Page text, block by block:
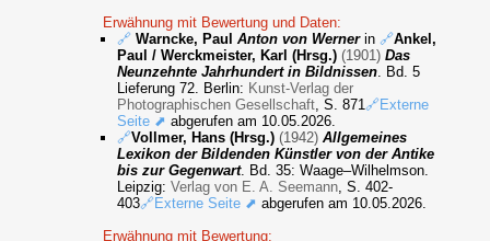
Erwähnung mit Bewertung und Daten:
🔗 Warncke, PaulAnton von Wernerin🔗Ankel,
Paul / Werckmeister, Karl (Hrsg.) (1901) Das
Neunzehnte Jahrhundert in Bildnissen. Bd. 5
Lieferung 72. Berlin: Kunst-Verlag der
Photographischen Gesellschaft, S. 871🔗Externe
Seite ⬈ abgerufen am 10.05.2026.
🔗Vollmer, Hans (Hrsg.) (1942) Allgemeines
Lexikon der Bildenden Künstler von der Antike
bis zur Gegenwart. Bd. 35: Waage–Wilhelmson.
Leipzig:Verlag von E. A. Seemann, S. 402-
403🔗Externe Seite ⬈ abgerufen am 10.05.2026.
Erwähnung mit Bewertung: